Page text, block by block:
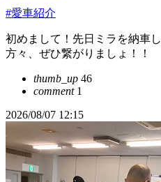
#愛車紹介
初めまして！先日ミラを納車
方々、ぜひ繋がりましょ！！
thumb_up 46
comment1
2026/08/07 12:15